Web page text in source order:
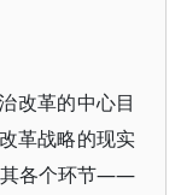
改革的中心目
革战略的现实
其各个环节——